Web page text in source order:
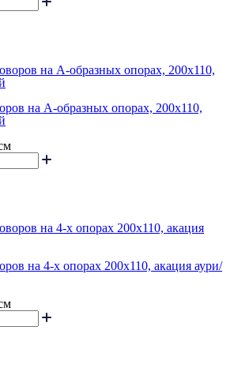
на А-образных опорах, 200х110,
на 4-х опорах 200х110, акация аури/